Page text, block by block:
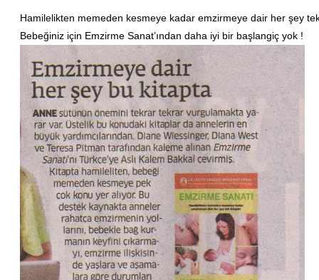
Hamilelikten memeden kesmeye kadar emzirmeye dair her şey
Bebeğiniz için Emzirme Sanat’ından daha iyi bir başlangiç yok !